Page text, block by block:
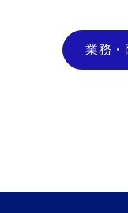
業務・